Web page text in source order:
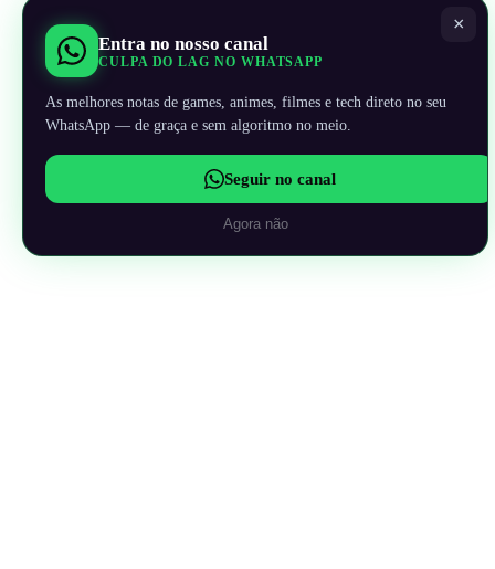
×
Entra no nosso canal
CULPA DO LAG NO WHATSAPP
As melhores notas de games, animes, filmes e tech direto no seu
WhatsApp — de graça e sem algoritmo no meio.
Seguir no canal
Agora não